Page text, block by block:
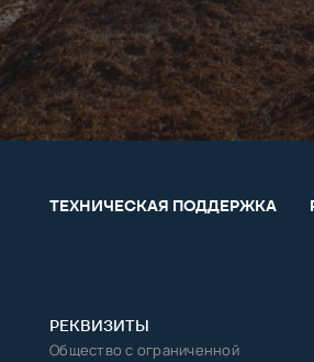
ТЕХНИЧЕСКАЯ ПОДДЕРЖКА
РЕКВИЗИТЫ
Общество с ограниченной